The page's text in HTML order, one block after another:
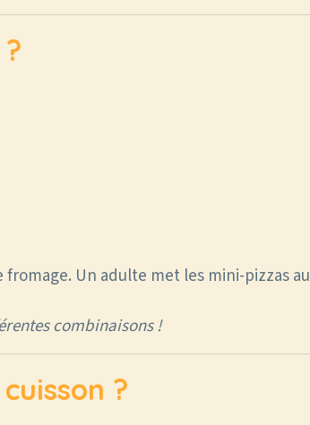
Un adulte met les mini-pizzas au
combinaisons !
?